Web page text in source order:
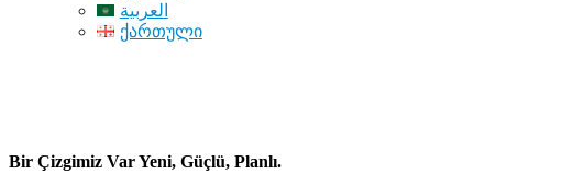
العربية
ქართული
Bir Çizgimiz Var Yeni, Güçlü, Planlı.